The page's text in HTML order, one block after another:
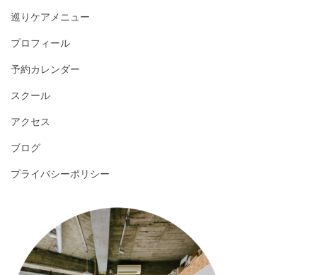
巡りケアメニュー
プロフィール
予約カレンダー
スクール
アクセス
ブログ
プライバシーポリシー